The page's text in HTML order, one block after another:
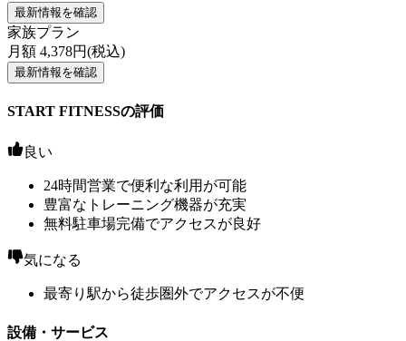
最新情報を確認
家族プラン
月額 4,378円(税込)
最新情報を確認
START FITNESSの評価
良い
24時間営業で便利な利用が可能
豊富なトレーニング機器が充実
無料駐車場完備でアクセスが良好
気になる
最寄り駅から徒歩圏外でアクセスが不便
設備・サービス